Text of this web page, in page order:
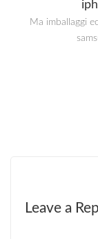
Ma imballaggi
Leave a